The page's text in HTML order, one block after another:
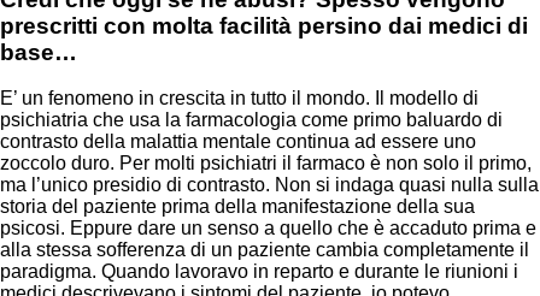
prescritti con molta facilità persino dai medici di
base…
E’ un fenomeno in crescita in tutto il mondo. Il modello di
psichiatria che usa la farmacologia come primo baluardo di
contrasto della malattia mentale continua ad essere uno
zoccolo duro. Per molti psichiatri il farmaco è non solo il primo,
ma l’unico presidio di contrasto. Non si indaga quasi nulla sulla
storia del paziente prima della manifestazione della sua
psicosi. Eppure dare un senso a quello che è accaduto prima e
alla stessa sofferenza di un paziente cambia completamente il
paradigma. Quando lavoravo in reparto e durante le riunioni i